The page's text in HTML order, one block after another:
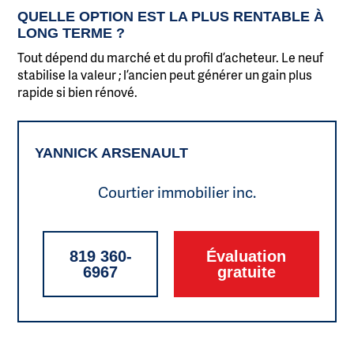
QUELLE OPTION EST LA PLUS RENTABLE À
LONG TERME ?
Tout dépend du marché et du profil d’acheteur. Le neuf
stabilise la valeur ; l’ancien peut générer un gain plus
rapide si bien rénové.
YANNICK ARSENAULT
Courtier immobilier inc.
819 360-
6967
Évaluation
gratuite